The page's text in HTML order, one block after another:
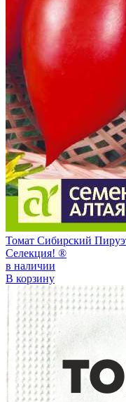
Томат Сибирский
Селекция! ®
в наличии
В корзину